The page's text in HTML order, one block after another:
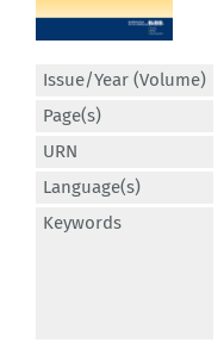
Issue/Year (Volume)
Page(s)
URN
Language(s)
Keywords